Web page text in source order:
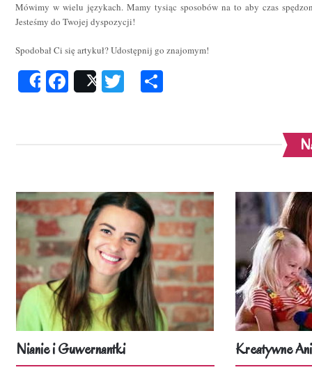
Mówimy w wielu językach. Mamy tysiąc sposobów na to aby czas
Jesteśmy do Twojej dyspozycji!
Spodobał Ci się artykuł? Udostępnij go znajomym!
ShareFacebook
Post Twitter
Nianie i Guwernantki Kreatywne